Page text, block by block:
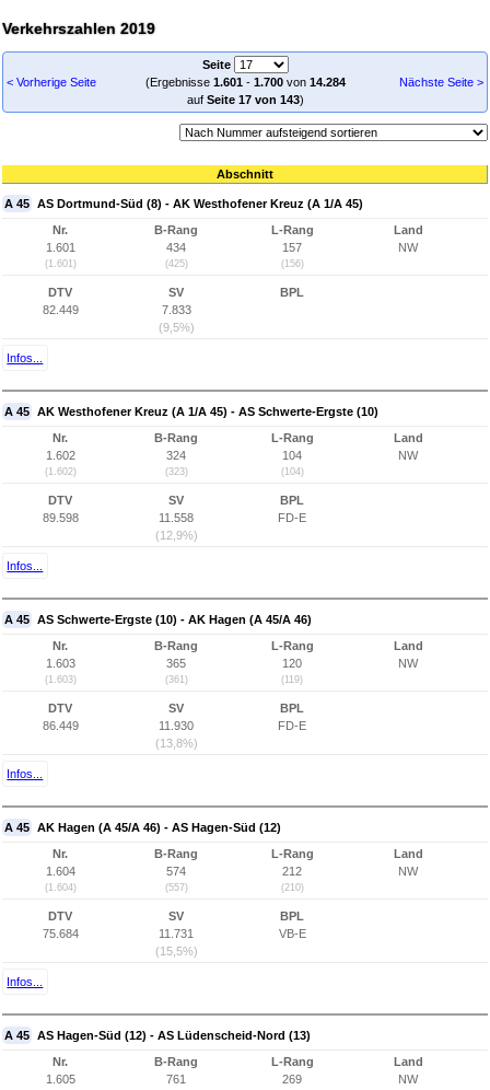
Verkehrszahlen 2019
< Vorherige Seite
Seite
(Ergebnisse 1.601- 1.700von 14.284
auf Seite 17 von 143)
Nächste Seite >
Abschnitt
A 45 AS Dortmund-Süd (8) - AK Westhofener Kreuz (A 1/A 45)
Nr.
1.601
(1.601)
B-Rang
434
(425)
L-Rang
157
(156)
Land
NW
DTV
82.449
SV
7.833
(9,5%)
BPL
Infos...
A 45 AK Westhofener Kreuz (A 1/A 45) - AS Schwerte-Ergste (10)
Nr.
1.602
(1.602)
B-Rang
324
(323)
L-Rang
104
(104)
Land
NW
DTV
89.598
SV
11.558
(12,9%)
BPL
FD-E
Infos...
A 45 AS Schwerte-Ergste (10) - AK Hagen (A 45/A 46)
Nr.
1.603
(1.603)
B-Rang
365
(361)
L-Rang
120
(119)
Land
NW
DTV
86.449
SV
11.930
(13,8%)
BPL
FD-E
Infos...
A 45 AK Hagen (A 45/A 46) - AS Hagen-Süd (12)
Nr.
1.604
(1.604)
B-Rang
574
(557)
L-Rang
212
(210)
Land
NW
DTV
75.684
SV
11.731
(15,5%)
BPL
VB-E
Infos...
A 45 AS Hagen-Süd (12) - AS Lüdenscheid-Nord (13)
Nr.
1.605
B-Rang
761
L-Rang
269
Land
NW